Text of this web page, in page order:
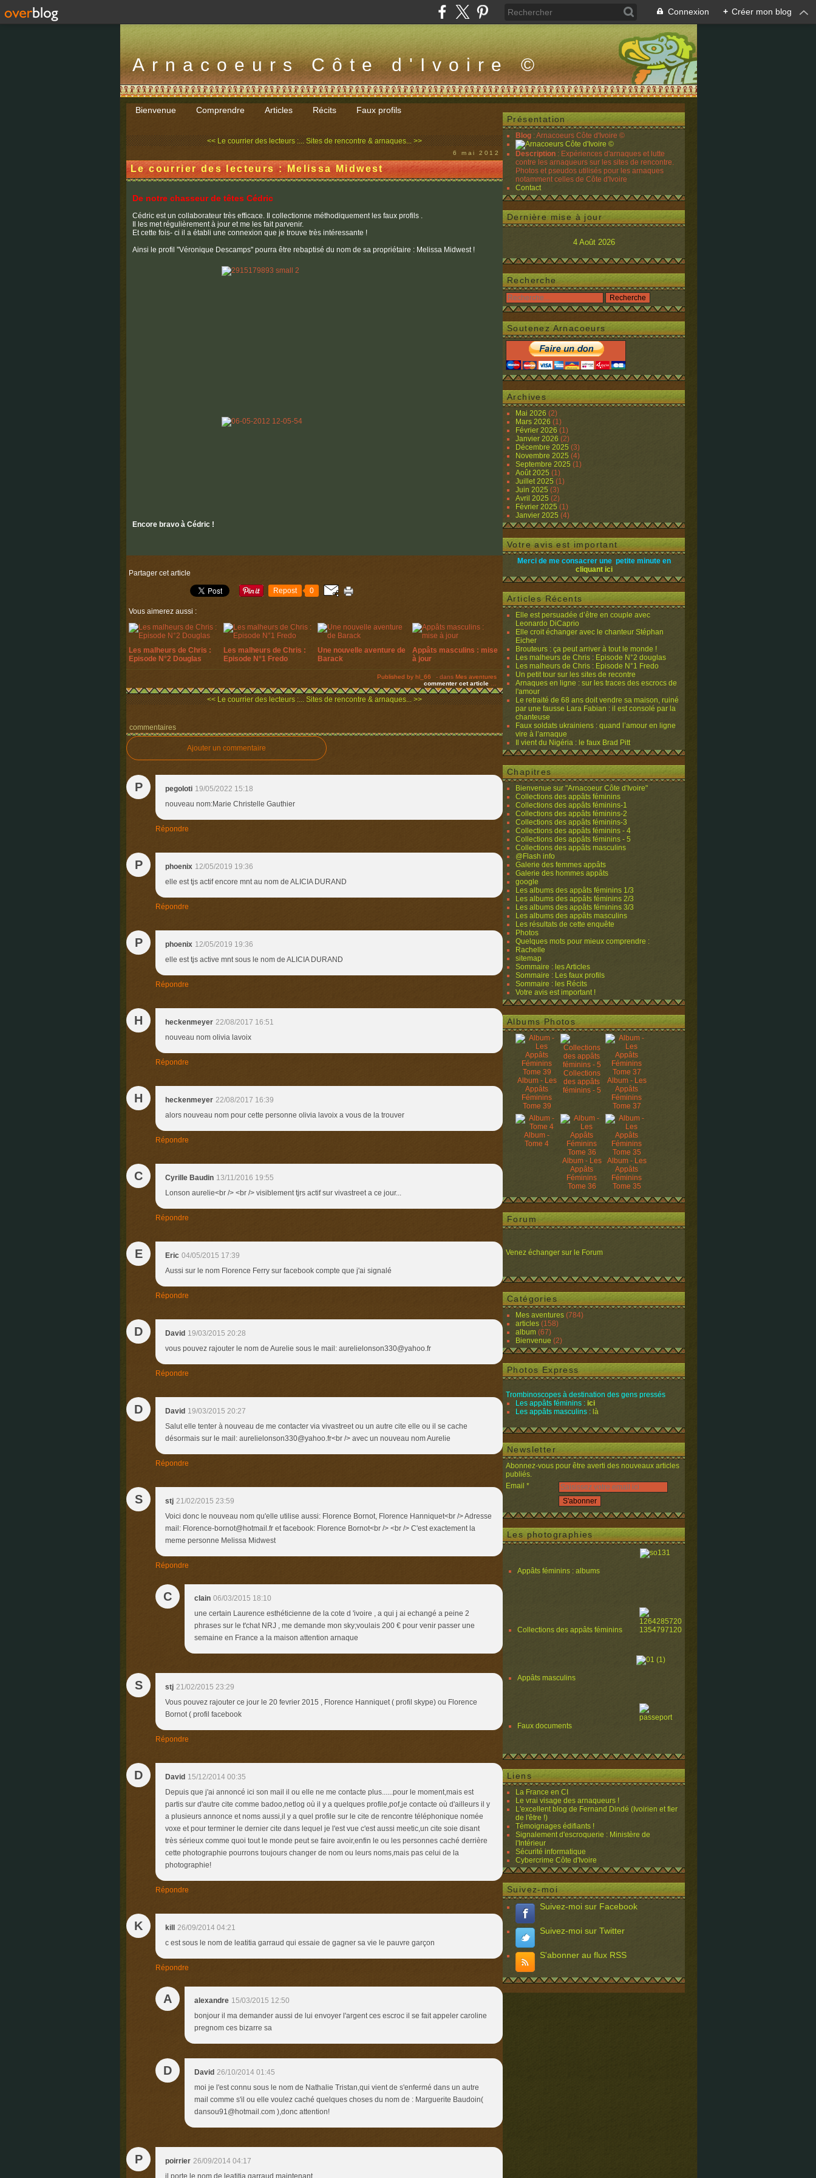
Connexion + Créer mon blog
Arnacoeurs Côte d'Ivoire ©
Bienvenue Comprendre Articles Récits Faux profils
<< Le courrier des lecteurs :... Sites de rencontre & arnaques... >>
6 mai 2012
Le courrier des lecteurs : Melissa Midwest
De notre chasseur de têtes Cédric
Cédric est un collaborateur très efficace. Il collectionne méthodiquement les faux profils .
Il les met régulièrement à jour et me les fait parvenir.
Et cette fois- ci il a établi une connexion que je trouve très intéressante !
Ainsi le profil ''Véronique Descamps'' pourra être rebaptisé du nom de sa propriétaire : Melissa Midwest !
Encore bravo à Cédric !
Partager cet article
Repost 0
Vous aimerez aussi :
Les malheurs de Chris :
Episode N°2 Douglas
Les malheurs de Chris :
Episode N°1 Fredo
Une nouvelle aventure de
Barack
Appâts masculins : mise
à jour
Published by hl_66 - dans Mes aventures
commenter cet article
<< Le courrier des lecteurs :... Sites de rencontre & arnaques... >>
commentaires
Ajouter un commentaire
P pegoloti 19/05/2022 15:18
nouveau nom:Marie Christelle Gauthier
Répondre
P phoenix 12/05/2019 19:36
elle est tjs actif encore mnt au nom de ALICIA DURAND
Répondre
P phoenix 12/05/2019 19:36
elle est tjs active mnt sous le nom de ALICIA DURAND
Répondre
H heckenmeyer 22/08/2017 16:51
nouveau nom olivia lavoix
Répondre
H heckenmeyer 22/08/2017 16:39
alors nouveau nom pour cette personne olivia lavoix a vous de la trouver
Répondre
C Cyrille Baudin 13/11/2016 19:55
Lonson aurelie<br /> <br /> visiblement tjrs actif sur vivastreet a ce jour...
Répondre
E Eric 04/05/2015 17:39
Aussi sur le nom Florence Ferry sur facebook compte que j'ai signalé
Répondre
D David 19/03/2015 20:28
vous pouvez rajouter le nom de Aurelie sous le mail: aurelielonson330@yahoo.fr
Répondre
D David 19/03/2015 20:27
Salut elle tenter à nouveau de me contacter via vivastreet ou un autre cite elle ou il se cache
désormais sur le mail: aurelielonson330@yahoo.fr<br /> avec un nouveau nom Aurelie
Répondre
S stj 21/02/2015 23:59
Voici donc le nouveau nom qu'elle utilise aussi: Florence Bornot, Florence Hanniquet<br /> Adresse
mail: Florence-bornot@hotmail.fr et facebook: Florence Bornot<br /> <br /> C'est exactement la
meme personne Melissa Midwest
Répondre
C clain 06/03/2015 18:10
une certain Laurence esthéticienne de la cote d 'ivoire , a qui j ai echangé a peine 2
phrases sur le t'chat NRJ , me demande mon sky;voulais 200 € pour venir passer une
semaine en France a la maison attention arnaque
S stj 21/02/2015 23:29
Vous pouvez rajouter ce jour le 20 fevrier 2015 , Florence Hanniquet ( profil skype) ou Florence
Bornot ( profil facebook
Répondre
D David 15/12/2014 00:35
Depuis que j'ai annoncé ici son mail il ou elle ne me contacte plus......pour le moment,mais est
partis sur d'autre cite comme badoo,netlog où il y a quelques profile,pof,je contacte où d'ailleurs il y
a plusieurs annonce et noms aussi,il y a quel profile sur le cite de rencontre téléphonique nomée
voxe et pour terminer le dernier cite dans lequel je l'est vue c'est aussi meetic,un cite soie disant
très sérieux comme quoi tout le monde peut se faire avoir,enfin le ou les personnes caché derrière
cette photographie pourrons toujours changer de nom ou leurs noms,mais pas celui de la
photographie!
Répondre
K kill
26/09/2014 04:21
c est sous le nom de leatitia garraud qui essaie de gagner sa vie le pauvre garçon
Répondre
A alexandre 15/03/2015 12:50
bonjour il ma demander aussi de lui envoyer l'argent ces escroc il se fait appeler caroline
pregnom ces bizarre sa
D David 26/10/2014 01:45
moi je l'est connu sous le nom de Nathalie Tristan,qui vient de s'enfermé dans un autre
mail comme s'il ou elle voulez caché quelques choses du nom de : Marguerite Baudoin(
dansou91@hotmail.com ),donc attention!
P poirrier 26/09/2014 04:17
il porte le nom de leatitia garraud maintenant
Présentation
Blog : Arnacoeurs Côte d'Ivoire ©
Description : Expériences d'arnaques et lutte
contre les arnaqueurs sur les sites de rencontre.
Photos et pseudos utilisés pour les arnaques
notamment celles de Côte d'Ivoire
Contact
Dernière mise à jour
4 Août 2026
Recherche
Soutenez Arnacoeurs
Archives
Mai 2026 (2)
Mars 2026 (1)
Février 2026 (1)
Janvier 2026 (2)
Décembre 2025 (3)
Novembre 2025 (4)
Septembre 2025 (1)
Août 2025 (1)
Juillet 2025 (1)
Juin 2025 (3)
Avril 2025 (2)
Février 2025 (1)
Janvier 2025 (4)
Votre avis est important
Merci de me consacrer une petite minute en
cliquant ici
Articles Récents
Elle est persuadée d’être en couple avec
Leonardo DiCaprio
Elle croit échanger avec le chanteur Stéphan
Eicher
Brouteurs : ça peut arriver à tout le monde !
Les malheurs de Chris : Episode N°2 douglas
Les malheurs de Chris : Episode N°1 Fredo
Un petit tour sur les sites de recontre
Arnaques en ligne : sur les traces des escrocs de
l'amour
Le retraité de 68 ans doit vendre sa maison, ruiné
par une fausse Lara Fabian : il est consolé par la
chanteuse
Faux soldats ukrainiens : quand l’amour en ligne
vire à l’arnaque
Il vient du Nigéria : le faux Brad Pitt
Chapitres
Bienvenue sur "Arnacoeur Côte d'Ivoire"
Collections des appâts féminins
Collections des appâts féminins-1
Collections des appâts féminins-2
Collections des appâts féminins-3
Collections des appâts féminins - 4
Collections des appâts féminins - 5
Collections des appâts masculins
@Flash info
Galerie des femmes appâts
Galerie des hommes appâts
google
Les albums des appâts féminins 1/3
Les albums des appâts féminins 2/3
Les albums des appâts féminins 3/3
Les albums des appâts masculins
Les résultats de cette enquête
Photos
Quelques mots pour mieux comprendre :
Rachelle
sitemap
Sommaire : les Articles
Sommaire : Les faux profils
Sommaire : les Récits
Votre avis est important !
Albums Photos
Album - Les
Appâts
Féminins
Tome 39
Collections
des appâts
féminins - 5
Album - Les
Appâts
Féminins
Tome 37
Album -
Tome 4
Album - Les
Appâts
Féminins
Tome 36
Album - Les
Appâts
Féminins
Tome 35
Forum
Venez échanger sur le Forum
Catégories
Mes aventures (784)
articles (158)
album (67)
Bienvenue (2)
Photos Express
Trombinoscopes à destination des gens pressés
Les appâts féminins : ici
Les appâts masculins : là
Newsletter
Abonnez-vous pour être averti des nouveaux articles
publiés.
Email
Les photographies
Appâts féminins : albums
Collections des appâts féminins
Appâts masculins
Faux documents
Liens
La France en CI
Le vrai visage des arnaqueurs !
L'excellent blog de Fernand Dindé (Ivoirien et fier
de l'être !)
Témoignages édifiants !
Signalement d'escroquerie : Ministère de
l'Intérieur
Sécurité informatique
Cybercrime Côte d'Ivoire
Suivez-moi
Suivez-moi sur Facebook
Suivez-moi sur Twitter
S'abonner au flux RSS